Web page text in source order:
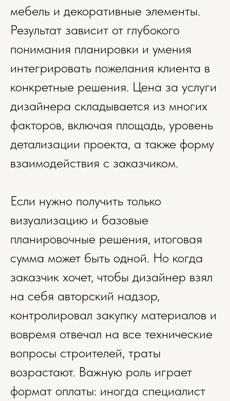
мебель и декоративные элементы.
Результат зависит от глубокого
понимания планировки и умения
интегрировать пожелания клиента в
конкретные решения. Цена за услуги
дизайнера складывается из многих
факторов, включая площадь, уровень
детализации проекта, а также форму
взаимодействия с заказчиком.
Если нужно получить только
визуализацию и базовые
планировочные решения, итоговая
сумма может быть одной. Но когда
заказчик хочет, чтобы дизайнер взял
на себя авторский надзор,
контролировал закупку материалов и
вовремя отвечал на все технические
вопросы строителей, траты
возрастают. Важную роль играет
формат оплаты: иногда специалист